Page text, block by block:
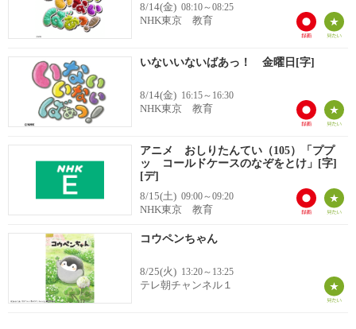
8/14(金) 08:10～08:25
NHK東京 教育
いないいないばあっ！ 金曜日[字]
8/14(金) 16:15～16:30
NHK東京 教育
アニメ おしりたんてい（105）「ププ
ッ コールドケースのなぞをとけ」[字]
[デ]
8/15(土) 09:00～09:20
NHK東京 教育
コウペンちゃん
8/25(火) 13:20～13:25
テレ朝チャンネル１